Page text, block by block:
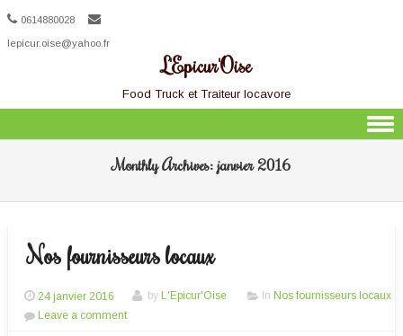
0614880028
lepicur.oise@yahoo.fr
L'Epicur'Oise
Food Truck et Traiteur locavore
Monthly Archives:janvier 2016
Nos fournisseurs locaux
24 janvier 2016 by L'Epicur'Oise In Nos fournisseurs locaux
Leave a comment